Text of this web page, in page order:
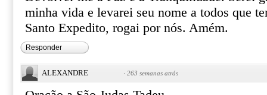
minha vida e levarei seu nome a todos que
Santo Expedito, rogai por nós. Amém.
Responder
ALEXANDRE · 263 semanas atrás